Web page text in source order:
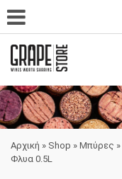
Αρχική » Shop » Μπύρες »
Φλυα 0.5L